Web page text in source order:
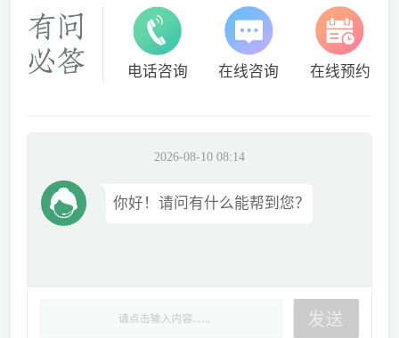
电话咨询 在线咨询 在线预约
2026-08-10 08:14
你好！请问有什么能帮到您？